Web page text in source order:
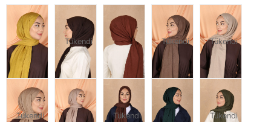
Tükendi Tükendi Tükendi
Tükendi Tükendi Tükendi